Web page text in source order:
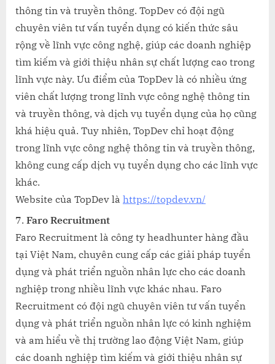
thông tin và truyền thông. TopDev có đội ngũ
chuyên viên tư vấn tuyển dụng có kiến thức sâu
rộng về lĩnh vực công nghệ, giúp các doanh nghiệp
tìm kiếm và giới thiệu nhân sự chất lượng cao trong
lĩnh vực này. Ưu điểm của TopDev là có nhiều ứng
viên chất lượng trong lĩnh vực công nghệ thông tin
và truyền thông, và dịch vụ tuyển dụng của họ cũng
khá hiệu quả. Tuy nhiên, TopDev chỉ hoạt động
trong lĩnh vực công nghệ thông tin và truyền thông,
không cung cấp dịch vụ tuyển dụng cho các lĩnh vực
khác.
Website của TopDev là https://topdev.vn/
Faro Recruitment
Faro Recruitment là công ty headhunter hàng đầu
tại Việt Nam, chuyên cung cấp các giải pháp tuyển
dụng và phát triển nguồn nhân lực cho các doanh
nghiệp trong nhiều lĩnh vực khác nhau. Faro
Recruitment có đội ngũ chuyên viên tư vấn tuyển
dụng và phát triển nguồn nhân lực có kinh nghiệm
và am hiểu về thị trường lao động Việt Nam, giúp
các doanh nghiệp tìm kiếm và giới thiệu nhân sự